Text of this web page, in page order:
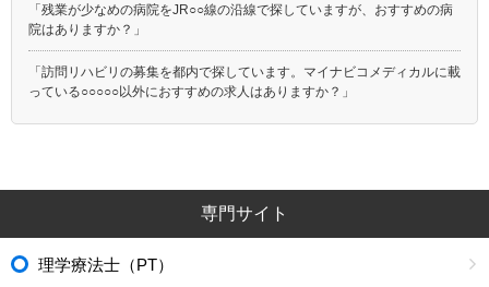
「残業が少なめの病院をJR○○線の沿線で探していますが、おすすめの病
院はありますか？」
「訪問リハビリの募集を都内で探しています。マイナビコメディカルに載
っている○○○○○以外におすすめの求人はありますか？」
専門サイト
理学療法士（PT）